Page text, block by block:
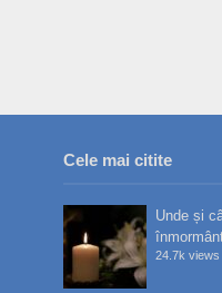
Cele mai citite
Unde și
24.7k views